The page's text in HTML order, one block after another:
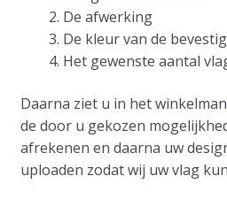
De afwerking
De kleur van de
Het gewenste aantal
Daarna ziet u in het
de door u gekozen
afrekenen en daarna uw
uploaden zodat wij uw vlag